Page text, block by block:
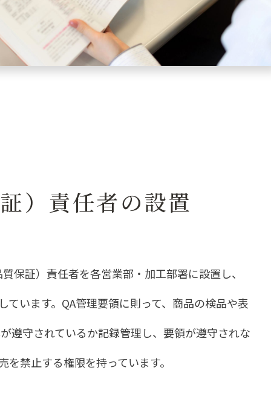
）責任者の設置
保証）責任者を各営業部・加工部署に設置し、
ています。QA管理要領に則って、商品の検品や表
遵守されているか記録管理し、要領が遵守されな
禁止する権限を持っています。